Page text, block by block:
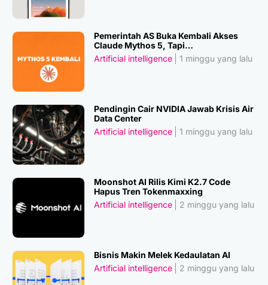
Pemerintah AS Buka Kembali Akses
Claude Mythos 5, Tapi…
Artificial intelligence
1 minggu yang lalu
Pendingin Cair NVIDIA Jawab Krisis Air
Data Center
Artificial intelligence
1 minggu yang lalu
Moonshot AI Rilis Kimi K2.7 Code
Hapus Tren Tokenmaxxing
Artificial intelligence
2 minggu yang lalu
Bisnis Makin Melek Kedaulatan AI
Artificial intelligence
2 minggu yang lalu